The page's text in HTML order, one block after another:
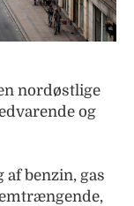
nordøstlige
og
benzin, gas